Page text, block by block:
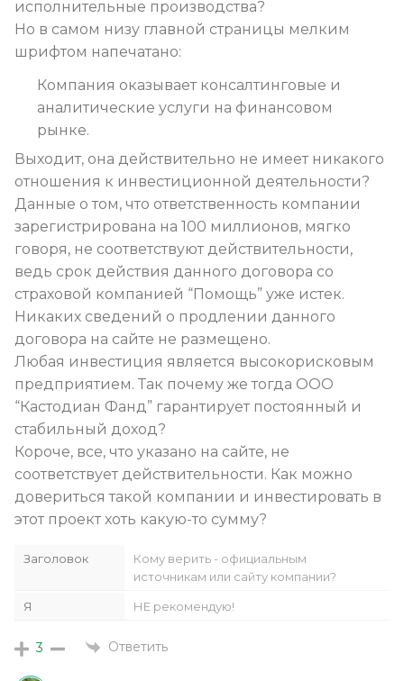
исполнительные производства?
Но в самом низу главной страницы мелким
шрифтом напечатано:
Компания оказывает консалтинговые и
аналитические услуги на финансовом
рынке.
Выходит, она действительно не имеет никакого
отношения к инвестиционной деятельности?
Данные о том, что ответственность компании
зарегистрирована на 100 миллионов, мягко
говоря, не соответствуют действительности,
ведь срок действия данного договора со
страховой компанией “Помощь” уже истек.
Никаких сведений о продлении данного
договора на сайте не размещено.
Любая инвестиция является высокорисковым
предприятием. Так почему же тогда ООО
“Кастодиан Фанд” гарантирует постоянный и
стабильный доход?
Короче, все, что указано на сайте, не
соответствует действительности. Как можно
довериться такой компании и инвестировать в
этот проект хоть какую-то сумму?
Заголовок
Кому верить - официальным
источникам или сайту компании?
Я НЕ рекомендую!
3 Ответить